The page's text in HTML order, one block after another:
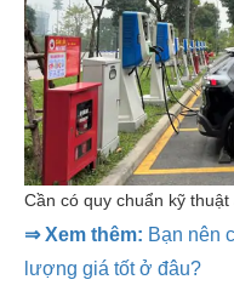
Cần có quy chuẩn kỹ
⇒ Xem thêm: Bạn nên
lượng giá tốt ở đâu?